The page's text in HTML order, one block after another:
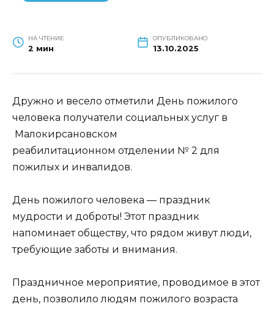
НА ЧТЕНИЕ
2 мин
ОПУБЛИКОВАНО
13.10.2025
Дружно и весело отметили День пожилого
человека получатели социальных услуг в
Малокирсановском
реабилитационном отделении № 2 для
пожилых и инвалидов.
День пожилого человека — праздник
мудрости и доброты! Этот праздник
напоминает обществу, что рядом живут люди,
требующие заботы и внимания.
Праздничное мероприятие, проводимое в этот
день, позволило людям пожилого возраста